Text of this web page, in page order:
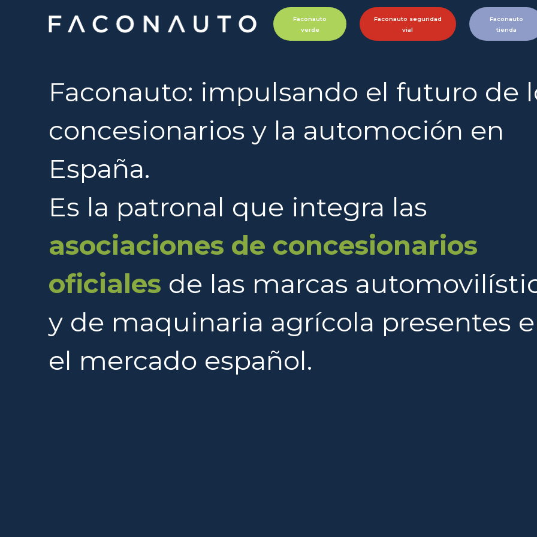
Faconauto
verde
Faconauto seguridad
vial
Faconauto
tienda
Faconauto: impulsando el futuro de
concesionarios y la automoción en
España.
Es la patronal que integra las
asociaciones de concesionarios
oficiales de las marcas
y de maquinaria agrícola presentes
el mercado español.